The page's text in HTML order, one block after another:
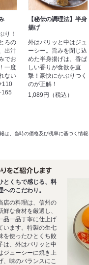
り！
ろの
出汁
でお
一度
ない
【秘伝の調理法】半身
揚げ
外はパリッと中はジュ
ーシー。旨みを閉じ込
めた半身揚げは、香ば
しい香りが食欲を直
撃！豪快にかぶりつく
のが正解！
1,089円（税込）
、当時の価格及び税率に基づく情
とくちで感じる、料
へのこだわり。
店の料理は、信州の
鮮な食材を厳選し、
品一品丁寧に仕上げ
います。特製の生七
を使ったひとくち餃
は、外はパリッと中
ジューシーに焼き上
、味のバランスにこ